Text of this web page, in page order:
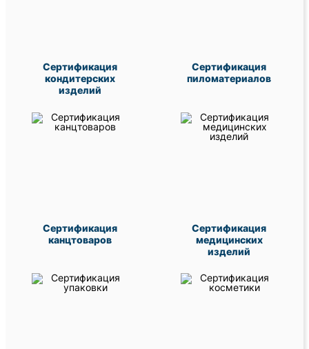
Сертификация
кондитерских
изделий
Сертификация
пиломатериалов
Сертификация
канцтоваров
Сертификация
медицинских
изделий